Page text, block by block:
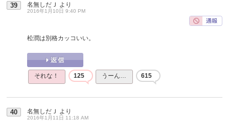
39 名無しだＪ より
2016年1月10日 9:40 PM
松潤は別格カッコいい。
それな！ 125 うーん… 615
40 名無しだＪ より
2016年1月11日 11:18 AM